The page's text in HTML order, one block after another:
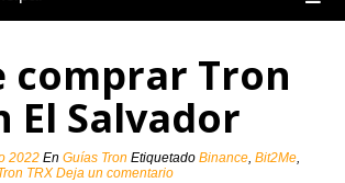
comprar Tron
El Salvador
2022 EnGuías Tron EtiquetadoBinance,Bit2Me,
TRX Deja un comentario